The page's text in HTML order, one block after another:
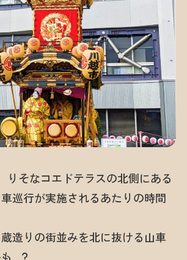
りそなコエドテラスの北側にある
巡行が実施されるあたりの時間
造りの街並みを北に抜ける山車
…？